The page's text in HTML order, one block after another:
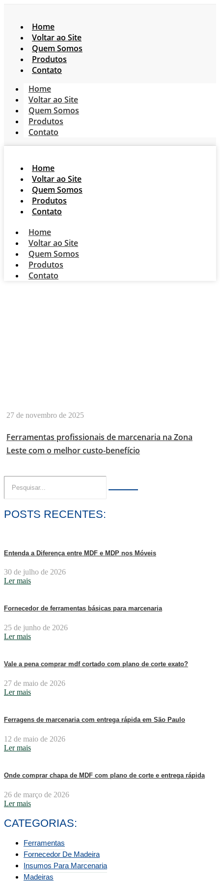
Home
Voltar ao Site
Quem Somos
Produtos
Contato
Home
Voltar ao Site
Quem Somos
Produtos
Contato
Home
Voltar ao Site
Quem Somos
Produtos
Contato
Home
Voltar ao Site
Quem Somos
Produtos
Contato
27 de novembro de 2025
Ferramentas profissionais de marcenaria na Zona
Leste com o melhor custo-benefício
POSTS RECENTES:
Entenda a Diferença entre MDF e MDP nos Móveis
30 de julho de 2026
Ler mais
Fornecedor de ferramentas básicas para marcenaria
25 de junho de 2026
Ler mais
Vale a pena comprar mdf cortado com plano de corte exato?
27 de maio de 2026
Ler mais
Ferragens de marcenaria com entrega rápida em São Paulo
12 de maio de 2026
Ler mais
Onde comprar chapa de MDF com plano de corte e entrega rápida
26 de março de 2026
Ler mais
CATEGORIAS:
Ferramentas
Fornecedor De Madeira
Insumos Para Marcenaria
Madeiras